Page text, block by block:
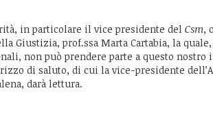
in particolare il vice presidente del Csm,
Giustizia, prof.ssa Marta Cartabia, la
non può prendere parte a questo nostro
di saluto, di cui la vice-presidente
darà lettura.